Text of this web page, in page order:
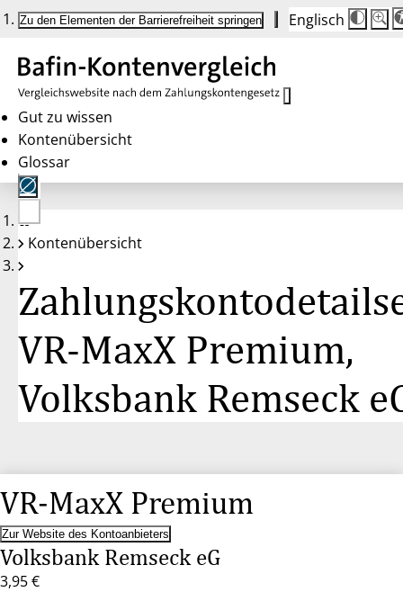
Zu den Elementen der Barrierefreiheit springen Englisch
Die
auf
100
100
Gut zu wissen
Kontenübersicht
Glossar
Keine
Konten
Kontenübersicht
VR-MaxX Premium,
Volksbank Remseck
VR-MaxX Premium
Zur Website des Kontoanbieters
Volksbank Remseck eG
3,95 €